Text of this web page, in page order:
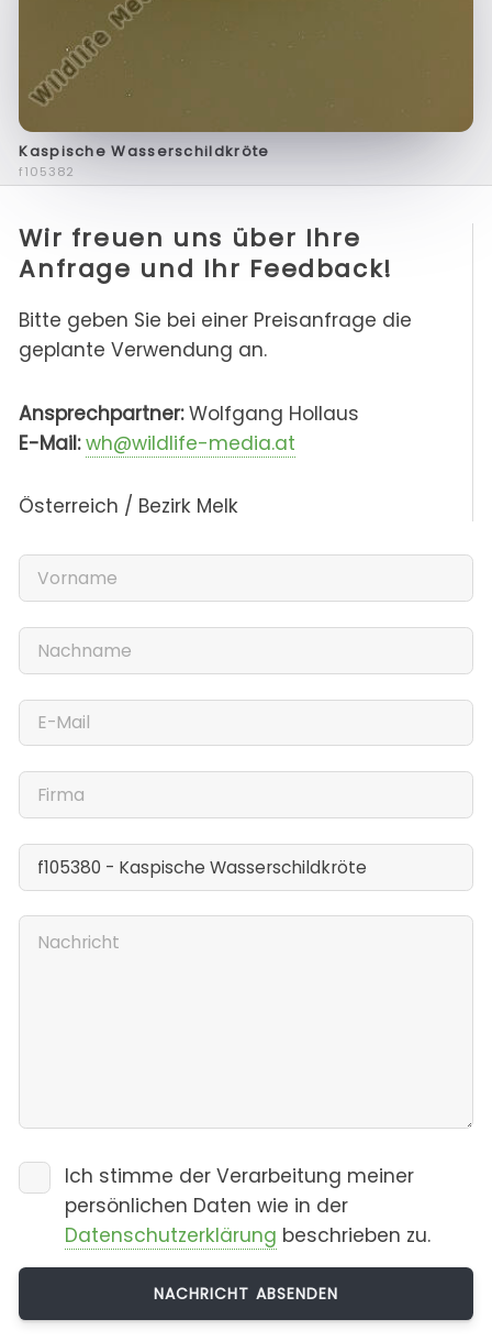
Kaspische Wasserschildkröte
f105382
Wir freuen uns über Ihre
Anfrage und Ihr Feedback!
Bitte geben Sie bei einer Preisanfrage die
geplante Verwendung an.
Ansprechpartner:Wolfgang Hollaus
E-Mail: wh@wildlife-media.at
Österreich / Bezirk Melk
Ich stimme der Verarbeitung meiner
persönlichen Daten wie in der
Datenschutzerklärung beschrieben zu.